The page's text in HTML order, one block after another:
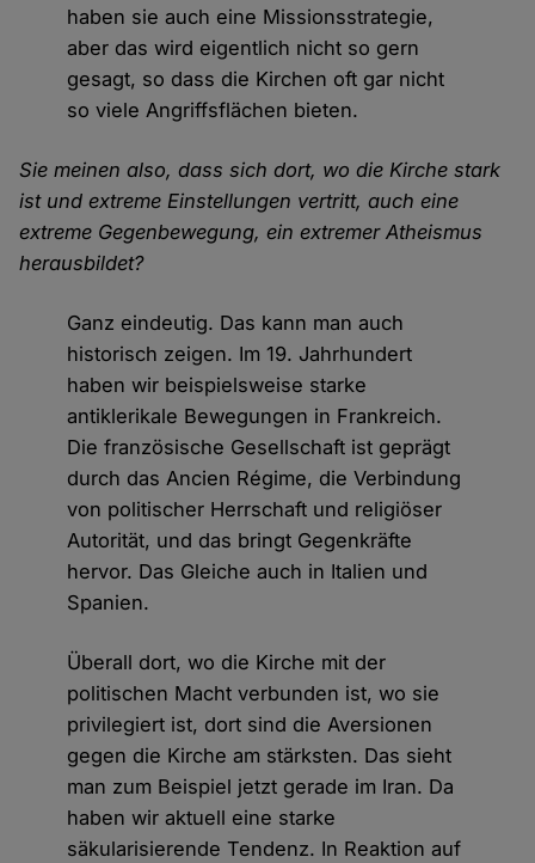
haben sie auch eine Missionsstrategie,
aber das wird eigentlich nicht so gern
gesagt, so dass die Kirchen oft gar nicht
so viele Angriffsflächen bieten.
Sie meinen also, dass sich dort, wo die Kirche stark
ist und extreme Einstellungen vertritt, auch eine
extreme Gegenbewegung, ein extremer Atheismus
herausbildet?
Ganz eindeutig. Das kann man auch
historisch zeigen. Im 19. Jahrhundert
haben wir beispielsweise starke
antiklerikale Bewegungen in Frankreich.
Die französische Gesellschaft ist geprägt
durch das Ancien Régime, die Verbindung
von politischer Herrschaft und religiöser
Autorität, und das bringt Gegenkräfte
hervor. Das Gleiche auch in Italien und
Spanien.
Überall dort, wo die Kirche mit der
politischen Macht verbunden ist, wo sie
privilegiert ist, dort sind die Aversionen
gegen die Kirche am stärksten. Das sieht
man zum Beispiel jetzt gerade im Iran. Da
haben wir aktuell eine starke
säkularisierende Tendenz. In Reaktion auf